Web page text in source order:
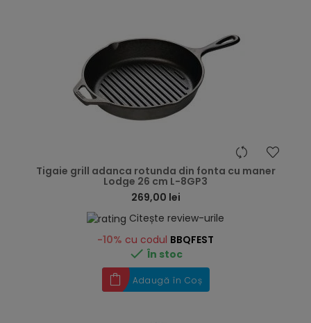
Tigaie grill adanca rotunda din fonta cu maner
Lodge 26 cm L-8GP3
269,00 lei
Citește review-urile
-10% cu codul BBQFEST
 În stoc
Adaugă în Coș